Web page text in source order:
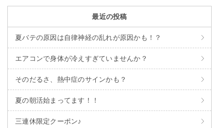
最近の投稿
夏バテの原因は自律神経の乱れが原因かも！？
エアコンで身体が冷えすぎていませんか？
そのだるさ、熱中症のサインかも？
夏の朝活始まってます！！
三連休限定クーポン♪